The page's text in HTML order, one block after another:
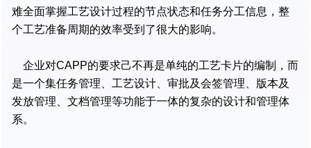
难全面掌握工艺设计过程的节点状态和任务分工信息，整
个工艺准备周期的效率受到了很大的影响。
企业对CAPP的要求己不再是单纯的工艺卡片的编制，而
是一个集任务管理、工艺设计、审批及会签管理、版本及
发放管理、文档管理等功能于一体的复杂的设计和管理体
系。